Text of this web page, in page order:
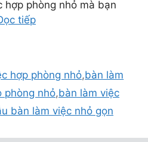
hợp phòng nhỏ mà bạn
tiếp
hợp phòng nhỏ,bàn làm
phòng nhỏ,bàn làm việc
bàn làm việc nhỏ gọn